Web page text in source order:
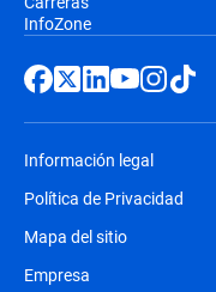
InfoZone
Información legal
Política de Privacidad
Mapa del sitio
Empresa